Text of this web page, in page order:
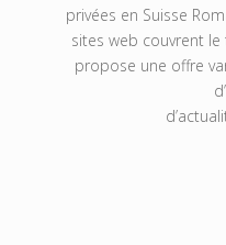
privées en Suisse
sites web couvrent
propose une offre